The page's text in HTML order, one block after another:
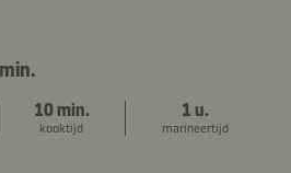
10 min.
kooktijd
1 u.
marineertijd